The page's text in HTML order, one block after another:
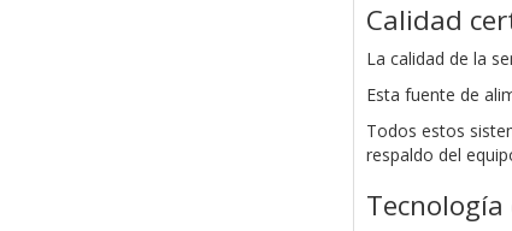
Calidad
La calidad de la
Esta fuente de
Todos estos
respaldo del